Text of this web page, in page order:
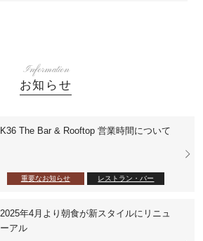
Information
お知らせ
K36 The Bar & Rooftop 営業時間について
重要なお知らせ レストラン・バー
2025年4月より朝食が新スタイルにリニュ
ーアル